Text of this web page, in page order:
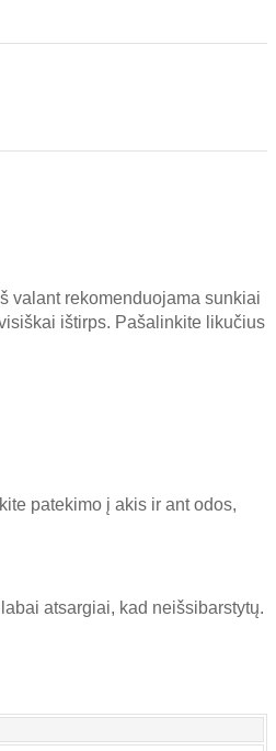
valant rekomenduojama sunkiai
ištirps. Pašalinkite likučius
patekimo į akis ir ant odos,
atsargiai, kad neišsibarstytų.